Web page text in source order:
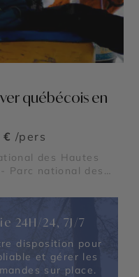
québécois en
€ /pers
des Hautes
Parc national des
24H/24, 7J/7
disposition pour
et gérer les
sur place.